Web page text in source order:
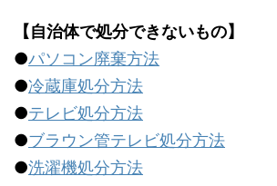
【自治体で処分できないもの】
●パソコン廃棄方法
●冷蔵庫処分方法
●テレビ処分方法
●ブラウン管テレビ処分方法
●洗濯機処分方法